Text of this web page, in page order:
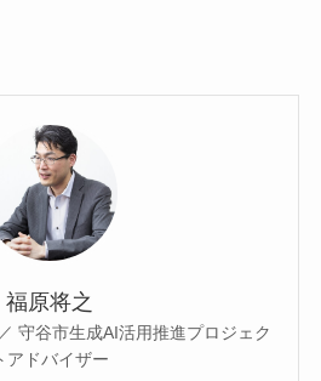
福原将之
守谷市生成AI活用推進プロジェク
アドバイザー